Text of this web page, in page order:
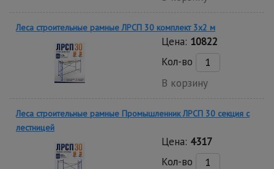
Леса строительные рамные ЛРСП 30 комплект 3x2 м
Цена: 10822
Кол-во
В корзину
Леса строительные рамные Промышленник ЛРСП 30 секция с
лестницей
Цена: 4317
Кол-во